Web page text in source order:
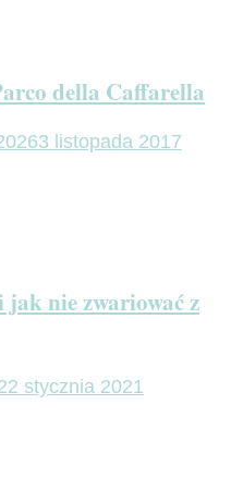
della Caffarella
3 listopada 2017
nie zwariować z
stycznia 2021